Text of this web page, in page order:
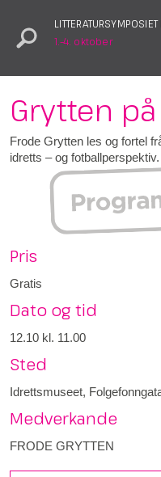
1.–4. oktober
Grytten
Frode Grytten les og fortel
idretts – og fotballperspektiv.
Pris
Gratis
Dato og tid
12.10 kl. 11.00
Sted
Idrettsmuseet,
Medverkande
FRODE GRYTTEN